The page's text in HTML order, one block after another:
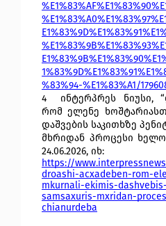
%83%94-%E1%83%A1/
4
ინტერპრეს ნიუსი,
რომ ელენე
დაშვების საკითხზე
მხრიდან პროცესი
24.06.2026, იხ:
https://
droashi-acxadeben-rom-
mkurnali-ekimis-
samsaxuris-mxridan-
chianurdeba